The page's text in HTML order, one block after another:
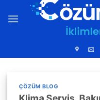
ÇÖZÜM BLOG